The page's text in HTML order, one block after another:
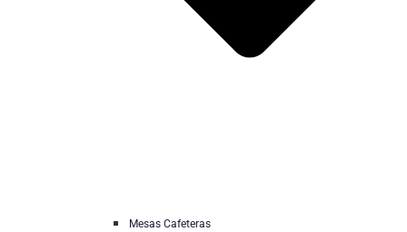
Mesas Cafeteras